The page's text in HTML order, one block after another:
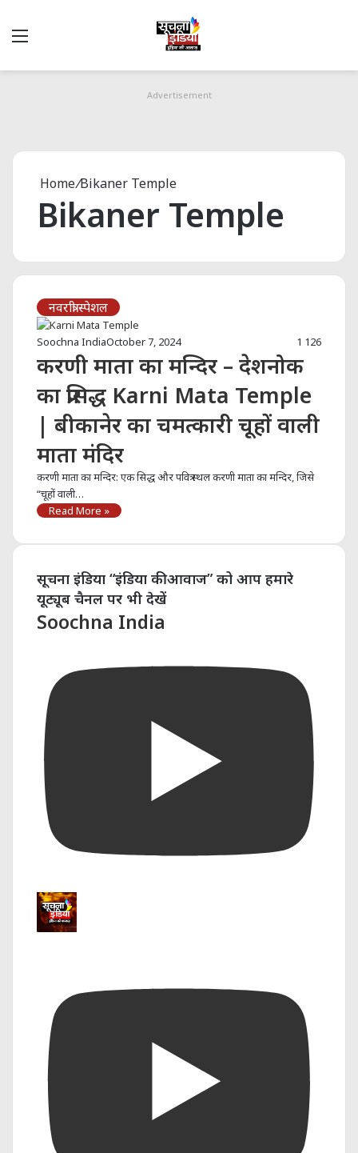
Advertisement
Home/Bikaner Temple
Bikaner Temple
नवरात्री स्पेशल
Soochna IndiaOctober 7, 2024 1 126
करणी माता का मन्दिर – देशनोक
का प्रसिद्ध Karni Mata Temple
| बीकानेर का चमत्कारी चूहों वाली
माता मंदिर
करणी माता का मन्दिर: एक सिद्ध और पवित्र स्थल करणी माता का मन्दिर, जिसे
“चूहों वाली…
Read More »
सूचना इंडिया “इंडिया की आवाज” को आप हमारे
यूट्यूब चैनल पर भी देखें
Soochna India